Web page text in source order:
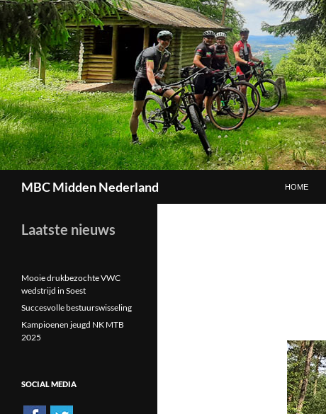
MBC Midden Nederland HOME
Laatste nieuws
Mooie drukbezochte VWC
wedstrijd in Soest
Succesvolle bestuurswisseling
Kampioenen jeugd NK MTB
2025
SOCIAL MEDIA